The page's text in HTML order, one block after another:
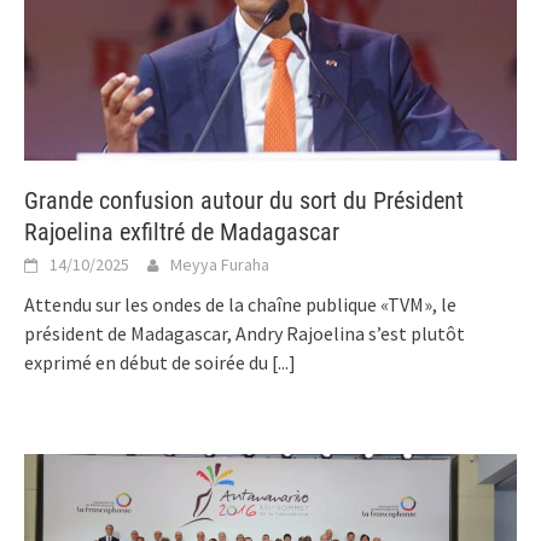
Grande confusion autour du sort du Président
Rajoelina exfiltré de Madagascar
14/10/2025 Meyya Furaha
Attendu sur les ondes de la chaîne publique «TVM», le
président de Madagascar, Andry Rajoelina s’est plutôt
exprimé en début de soirée du [...]